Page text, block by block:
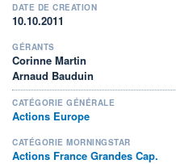
DATE DE CRÉATION
10.10.2011
GÉRANTS
Corinne Martin
Arnaud Bauduin
CATÉGORIE GÉNÉRALE
Actions Europe
CATÉGORIE MORNINGSTAR
Actions France Grandes Cap.